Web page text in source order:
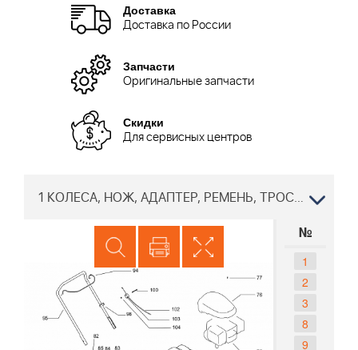
Доставка
Доставка по России
Запчасти
Оригинальные запчасти
Скидки
Для сервисных центров
1 КОЛЕСА, НОЖ, АДАПТЕР, РЕМЕНЬ, ТРОС, ТРОВОСБОРНИК Газонокосилка McCULLOCH M40-110 CLASSIC 96762140100, 2016-02
№
1
2
3
8
9